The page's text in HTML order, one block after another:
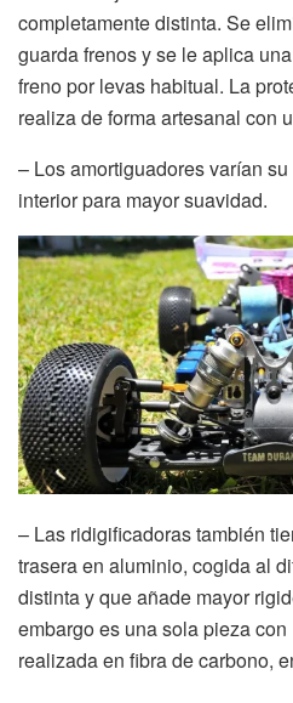
completamente distinta. Se
guarda frenos y se le aplica
freno por levas habitual. La
realiza de forma artesanal con
– Los amortiguadores varían
interior para mayor suavidad.
– Las ridigificadoras también
trasera en aluminio, cogida al
distinta y que añade mayor
embargo es una sola pieza
realizada en fibra de carbono,